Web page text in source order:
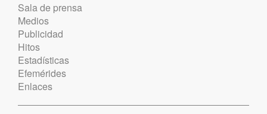
Sala de prensa
Medios
Publicidad
Hitos
Estadísticas
Efemérides
Enlaces